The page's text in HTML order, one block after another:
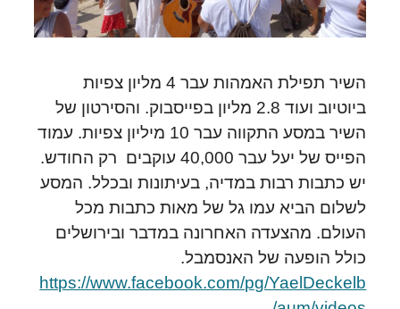
השיר תפילת האמהות עבר 4 מליון צפיות
ביוטיוב ועוד 2.8 מליון בפייסבוק. והסירטון של
השיר במסע התקווה עבר 10 מיליון צפיות. עמוד
הפייס של יעל עבר 40,000 עוקבים רק החודש.
יש כתבות רבות במדיה, בעיתונות ובכלל. המסע
לשלום הביא עמו גל של מאות כתבות מכל
העולם. מהצעדה האחרונה במדבר ובירושלים
כולל הופעה של האנסמבל.
https://www.facebook.com/pg/YaelDeckelb